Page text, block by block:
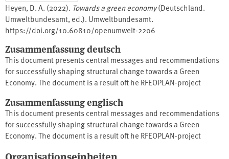
Heyen, D. A. (2022). Towards a green economy(Deutschland.
Umweltbundesamt, ed.). Umweltbundesamt.
https://doi.org/10.60810/openumwelt-2206
Zusammenfassung deutsch
This document presents central messages and recommendations
for successfully shaping structural change towards a Green
Economy. The document is a result oft he RFEOPLAN-project
audience are experts and interested laypersons. In addition to
general information regarding ecological structural change,
especially the automotive industry and basic chemicals are taken
into focus. Quelle: www.umweltbundesamt.de
Zusammenfassung englisch
This document presents central messages and recommendations
for successfully shaping structural change towards a Green
Economy. The document is a result oft he RFEOPLAN-project